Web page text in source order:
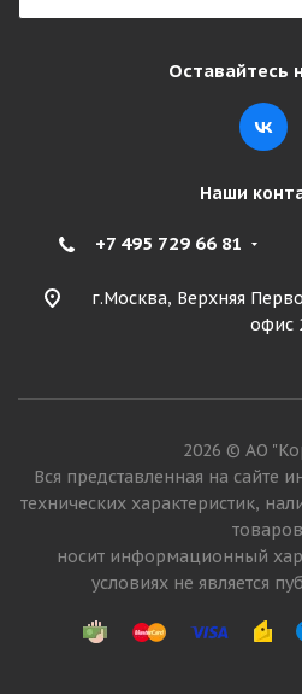
Оставайтесь
Наши
+7 495 729 66 81
г.Москва, Верхняя
офис
2026 © АО
Вся представленная на сайте
технических характеристик,
носит информационный
условиях не является